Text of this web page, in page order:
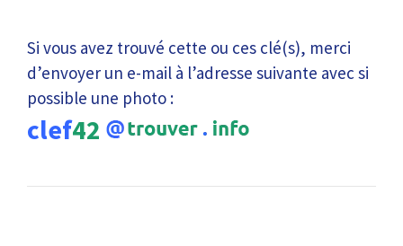
Si vous avez trouvé cette ou ces clé(s), merci
d’envoyer un e-mail à l’adresse suivante avec si
possible une photo :
clef42